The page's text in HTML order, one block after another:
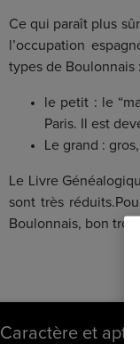
Ce qui paraît plus
l’occupation
types de Boulonnais :
le petit : le
Paris. Il est
Le grand :
Le Livre
sont très
Boulonnais, bon
Caractère et